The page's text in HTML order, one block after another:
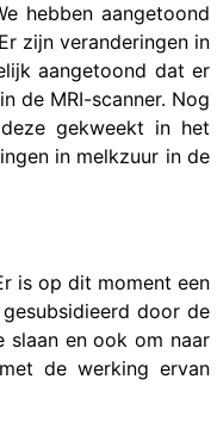
hebben aangetoond
zijn veranderingen in
aangetoond dat er
de MRI-scanner. Nog
gekweekt in het
in melkzuur in de
is op dit moment een
door de
slaan en ook om naar
de werking ervan